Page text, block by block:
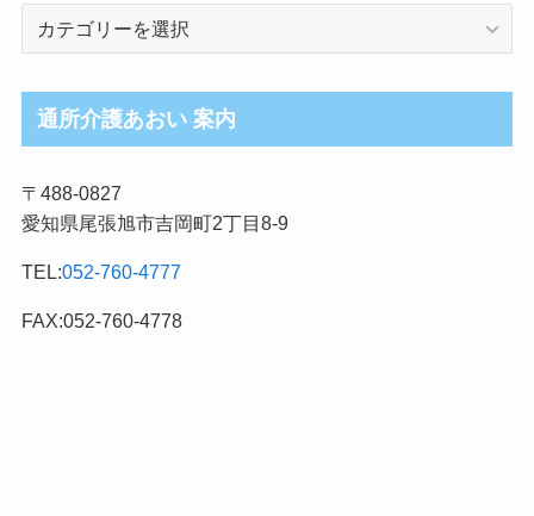
ロ
グ
事
カ
ゴ
リ
通所介護あおい 案内
〒488-0827
愛知県尾張旭市吉岡町2丁目8-9
TEL:052-760-4777
FAX:052-760-4778